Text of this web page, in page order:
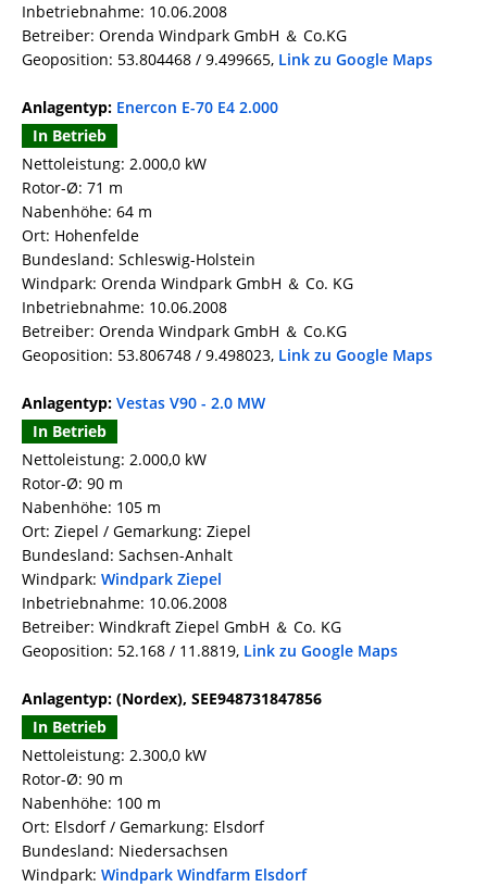
Inbetriebnahme: 10.06.2008
Betreiber: Orenda Windpark GmbH ＆ Co.KG
Geoposition: 53.804468 / 9.499665, Link zu Google Maps
Anlagentyp: Enercon E-70 E4 2.000
In Betrieb
Nettoleistung: 2.000,0 kW
Rotor-Ø: 71 m
Nabenhöhe: 64 m
Ort: Hohenfelde
Bundesland: Schleswig-Holstein
Windpark: Orenda Windpark GmbH ＆ Co. KG
Inbetriebnahme: 10.06.2008
Betreiber: Orenda Windpark GmbH ＆ Co.KG
Geoposition: 53.806748 / 9.498023, Link zu Google Maps
Anlagentyp: Vestas V90 - 2.0 MW
In Betrieb
Nettoleistung: 2.000,0 kW
Rotor-Ø: 90 m
Nabenhöhe: 105 m
Ort: Ziepel / Gemarkung: Ziepel
Bundesland: Sachsen-Anhalt
Windpark: Windpark Ziepel
Inbetriebnahme: 10.06.2008
Betreiber: Windkraft Ziepel GmbH ＆ Co. KG
Geoposition: 52.168 / 11.8819, Link zu Google Maps
Anlagentyp: (Nordex), SEE948731847856
In Betrieb
Nettoleistung: 2.300,0 kW
Rotor-Ø: 90 m
Nabenhöhe: 100 m
Ort: Elsdorf / Gemarkung: Elsdorf
Bundesland: Niedersachsen
Windpark: Windpark Windfarm Elsdorf